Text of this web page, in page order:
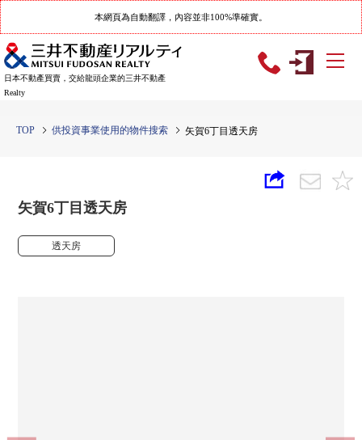
本網頁為自動翻譯，內容並非100%準確實。
日本不動產買賣，交給龍頭企業的三井不動產
Realty
TOP 供投資事業使用的物件搜索 矢賀6丁目透天房
矢賀6丁目透天房
透天房